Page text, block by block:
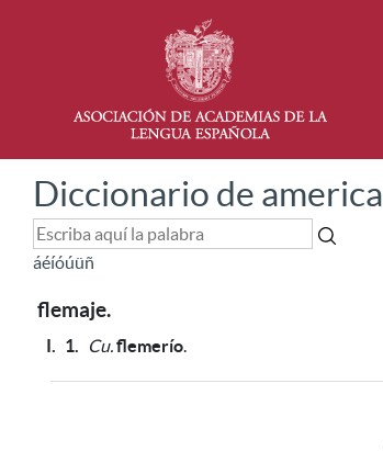
Diccionario de
áéíóúüñ
flemaje.
I. 1. Cu.flemerío.